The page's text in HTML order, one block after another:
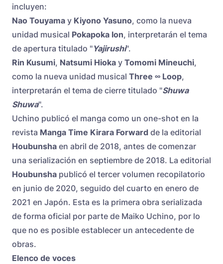
incluyen:
Nao Touyama y Kiyono Yasuno, como la nueva
unidad musical Pokapoka Ion, interpretarán el tema
de apertura titulado "Yajirushi".
Rin Kusumi, Natsumi Hioka y Tomomi Mineuchi,
como la nueva unidad musical Three ∞ Loop,
interpretarán el tema de cierre titulado "Shuwa
Shuwa".
Uchino publicó el manga como un one-shot en la
revista Manga Time Kirara Forward de la editorial
Houbunsha en abril de 2018, antes de comenzar
una serialización en septiembre de 2018. La editorial
Houbunsha publicó el tercer volumen recopilatorio
en junio de 2020, seguido del cuarto en enero de
2021 en Japón. Esta es la primera obra serializada
de forma oficial por parte de Maiko Uchino, por lo
que no es posible establecer un antecedente de
obras.
Elenco de voces